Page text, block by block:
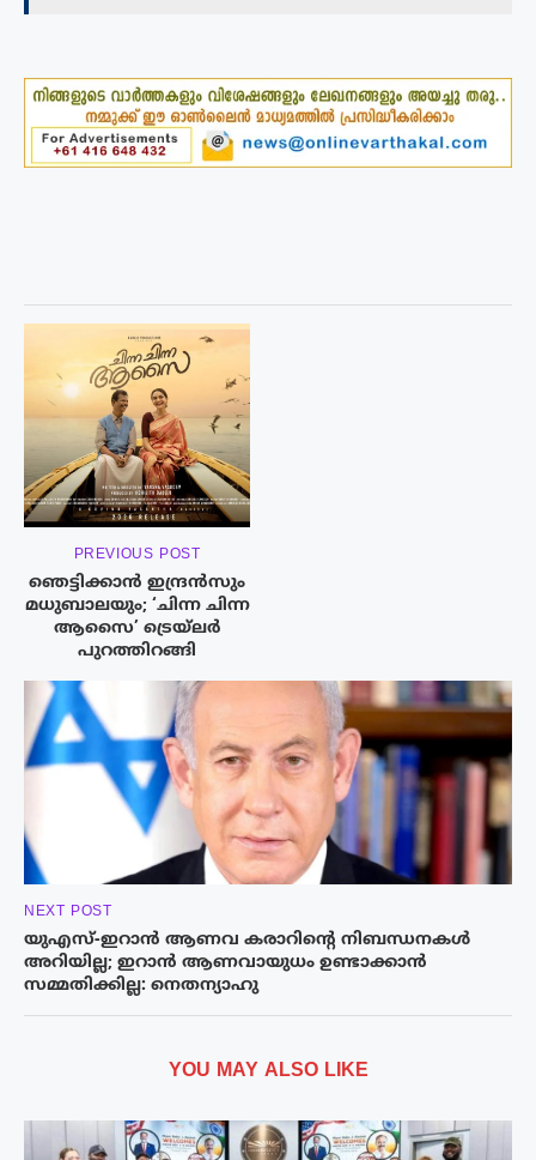
PREVIOUS POST
ഞെട്ടിക്കാൻ ഇന്ദ്രൻസും
മധുബാലയും; ‘ചിന്ന ചിന്ന
ആസൈ’ ട്രെയ്‌ലർ
പുറത്തിറങ്ങി
NEXT POST
യുഎസ്-ഇറാൻ ആണവ കരാറിന്റെ നിബന്ധനകൾ
അറിയില്ല; ഇറാൻ ആണവായുധം ഉണ്ടാക്കാൻ
സമ്മതിക്കില്ല: നെതന്യാഹു
YOU MAY ALSO LIKE